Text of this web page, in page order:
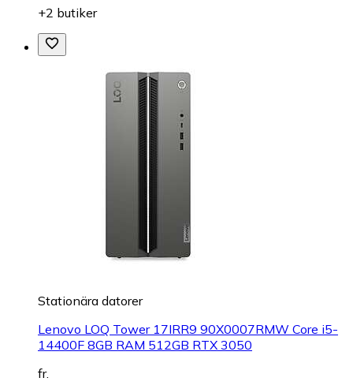
+2 butiker
Stationära datorer
Lenovo LOQ Tower 17IRR9 90X0007RMW Core i5-
14400F 8GB RAM 512GB RTX 3050
fr.